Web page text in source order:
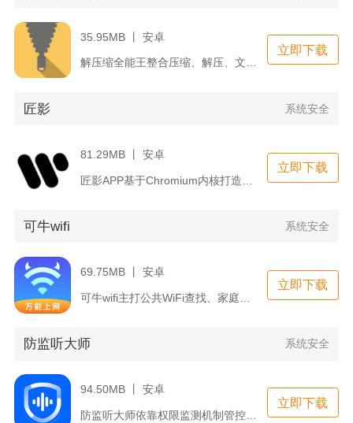
35.95MB 丨 安卓
解压缩全能王整合压缩、解压、文件管理、无线传输多项实用功能，...
立即下载
匠影 系统安全
81.29MB 丨 安卓
立即下载
可牛wifi 系统安全
69.75MB 丨 安卓
立即下载
防监听大师 系统安全
94.50MB 丨 安卓
防监听大师依靠权限监测机制管控手机麦克风，排查后台软件私自录...
立即下载